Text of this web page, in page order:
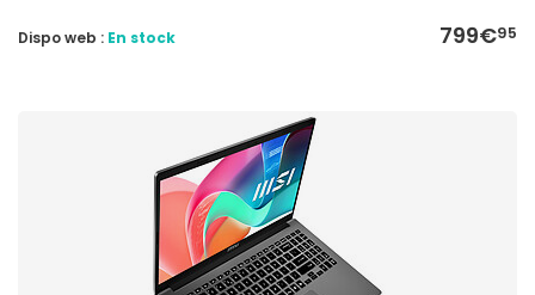
799€95
Dispo web : En stock